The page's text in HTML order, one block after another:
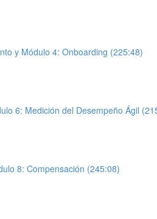
y Módulo 4: Onboarding (225:48)
6: Medición del Desempeño Ágil
8: Compensación (245:08)